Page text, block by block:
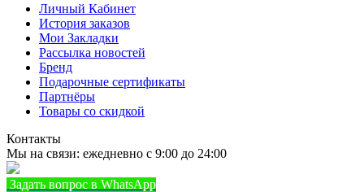
Личный Кабинет
История заказов
Мои Закладки
Рассылка новостей
Бренд
Подарочные сертификаты
Партнёры
Товары со скидкой
Контакты
Мы на связи: ежедневно с 9:00 до 24:00
Задать вопрос в WhatsApp